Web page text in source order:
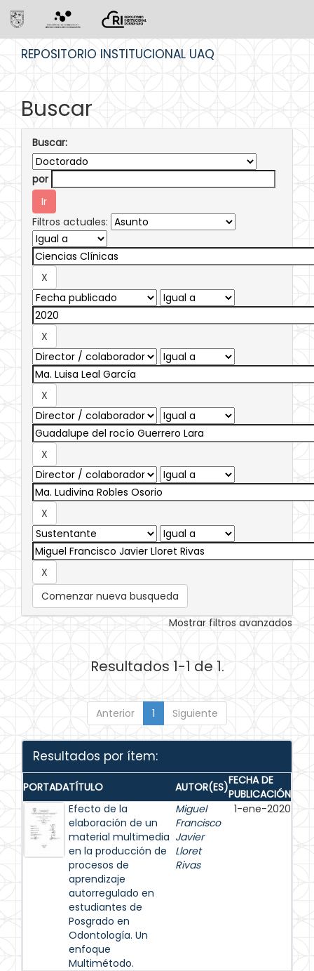
REPOSITORIO INSTITUCIONAL UAQ
Buscar
Buscar:
por
Filtros actuales:
Comenzar nueva busqueda
Mostrar filtros avanzados
Resultados 1-1 de 1.
Anterior 1 Siguiente
Resultados por ítem:
PORTADATÍTULO AUTOR(ES)FECHA DE
PUBLICACIÓN
Efecto de la
elaboración de un
material multimedia
en la producción de
procesos de
aprendizaje
autorregulado en
estudiantes de
Posgrado en
Odontología. Un
enfoque
Multimétodo.
Miguel
Francisco
Javier
Lloret
Rivas
1-ene-2020